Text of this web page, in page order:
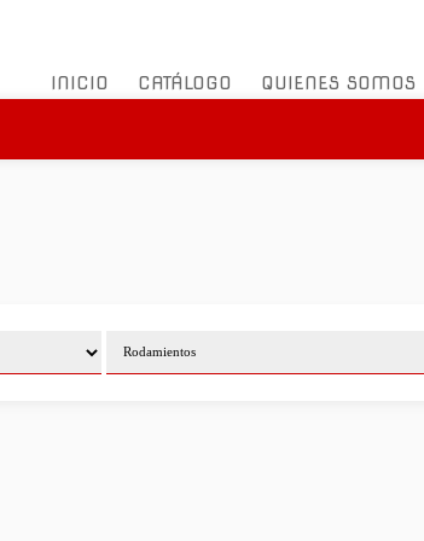
INICIO CATÁLOGO QUIENES SOMOS